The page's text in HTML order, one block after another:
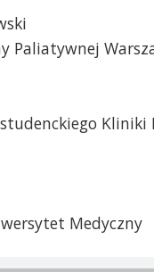
Paliatywnej
Kliniki
Medyczny